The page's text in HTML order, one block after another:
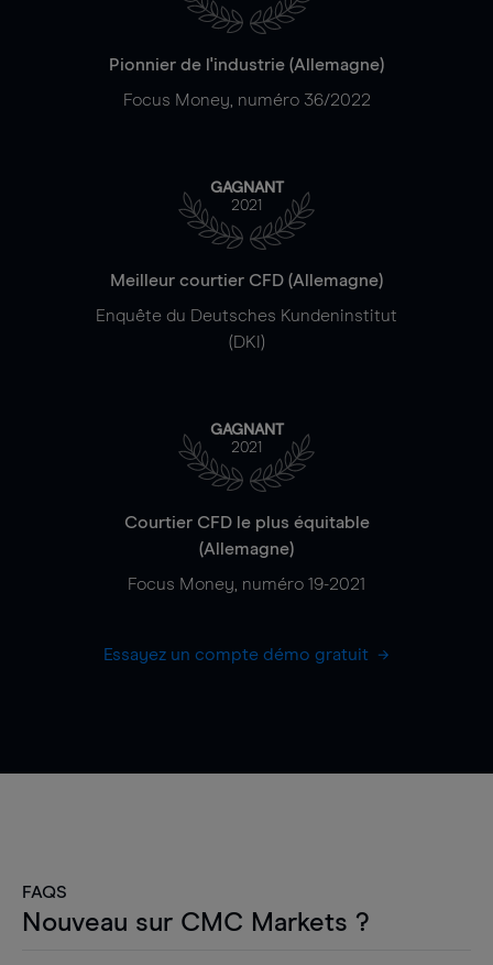
Pionnier de l'industrie (Allemagne)
Focus Money, numéro 36/2022
GAGNANT
2021
Meilleur courtier CFD (Allemagne)
Enquête du Deutsches Kundeninstitut
(DKI)
GAGNANT
2021
Courtier CFD le plus équitable
(Allemagne)
Focus Money, numéro 19-2021
Essayez un compte démo gratuit
FAQS
Nouveau sur CMC Markets ?